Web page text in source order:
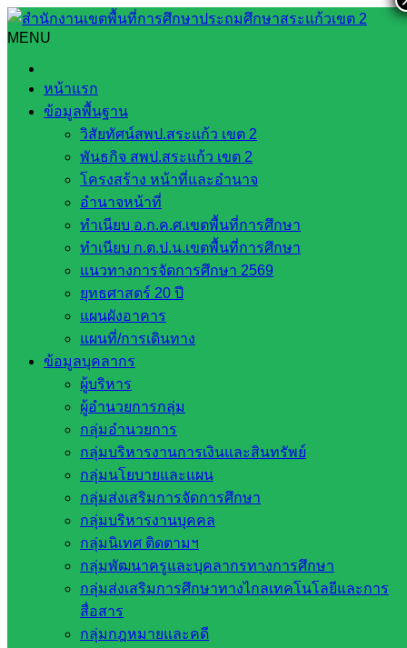
Skip
to
content
MENU
หน้าแรก
ข้อมูลพื้นฐาน
วิสัยทัศน์สพป.สระแก้ว เขต 2
พันธกิจ สพป.สระแก้ว เขต 2
โครงสร้าง หน้าที่และอำนาจ
อำนาจหน้าที่
ทำเนียบ อ.ก.ค.ศ.เขตพื้นที่การศึกษา
ทำเนียบ ก.ต.ป.น.เขตพื้นที่การศึกษา
แนวทางการจัดการศึกษา 2569
ยุทธศาสตร์ 20 ปี
แผนผังอาคาร
แผนที่/การเดินทาง
ข้อมูลบุคลากร
ผู้บริหาร
ผู้อำนวยการกลุ่ม
กลุ่มอำนวยการ
กลุ่มบริหารงานการเงินและสินทรัพย์
กลุ่มนโยบายและแผน
กลุ่มส่งเสริมการจัดการศึกษา
กลุ่มบริหารงานบุคคล
กลุ่มนิเทศ ติดตามฯ
กลุ่มพัฒนาครูและบุคลากรทางการศึกษา
กลุ่มส่งเสริมการศึกษาทางไกลเทคโนโลยีและการ
สื่อสาร
กลุ่มกฎหมายและคดี
Search
การประชุมกรรมการตัดสินผลการแข่งขันงานศิลปหัตถกรรม
นักเรียน ครั้งที่ 73 ประจำปีการศึกษา 2568 วันที่ 24 พฤศจิกายน
2568
การประชุมกรรมการตัดสินผลการแข่งขัน
งานศิลปหัตถกรรมนักเรียน ครั้งที่ 73
ประจำปีการศึกษา 2568 วันที่ 24
พฤศจิกายน 2568
พฤศจิกายน 26, 2025พฤศจิกายน 26, 2025
ติดตามและประเมินผล
กลุ่มนิเทศติดตามฯ
ประชาสัมพันธ์
Post Views: 163
นิเทศติดตามและประเมินผล